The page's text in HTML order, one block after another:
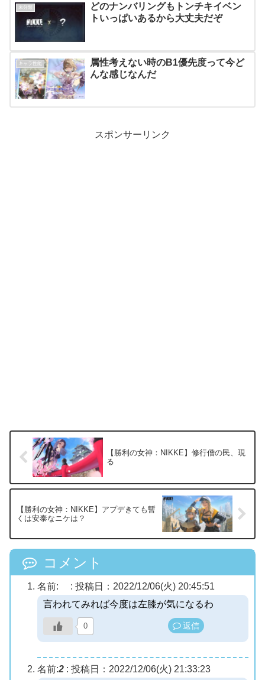
未分類
どのナンバリングもトンチキイベン
トいっぱいあるから大丈夫だぞ
キャラ性能
属性考えない時のB1優先度って今ど
んな感じなんだ
スポンサーリンク
【勝利の女神：NIKKE】修行僧の民、現
る
【勝利の女神：NIKKE】アプデきても暫
くは安泰なニケは？
コメント
名前: : 投稿日：2022/12/06(火) 20:45:51
言われてみれば今度は左膝が気になるわ
0 返信
名前:2 : 投稿日：2022/12/06(火) 21:33:23